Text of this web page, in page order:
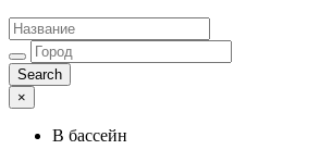
×
В бассейн